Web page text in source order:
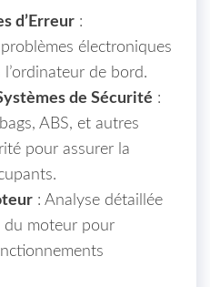
d’Erreur :
électroniques
de bord.
de Sécurité :
ABS, et autres
pour assurer la
: Analyse détaillée
du moteur pour